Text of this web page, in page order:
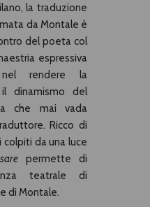
la traduzione
da Montale è
del poeta col
espressiva
rendere la
dinamismo del
che mai vada
Ricco di
da una luce
permette di
teatrale di
di Montale.